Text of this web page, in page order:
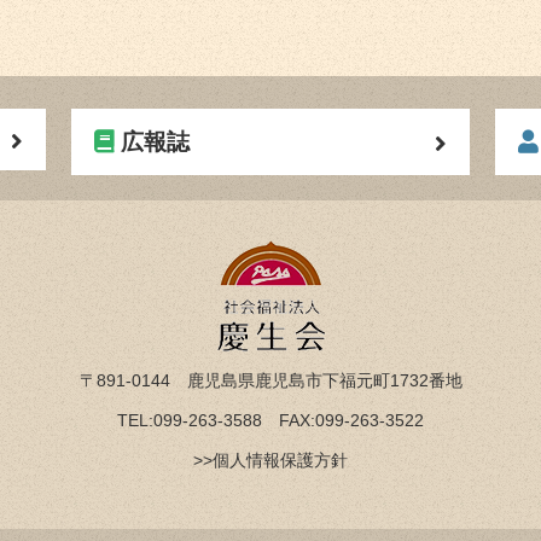
広報誌
〒891-0144 鹿児島県鹿児島市下福元町1732番地
TEL:099-263-3588 FAX:099-263-3522
>>個人情報保護方針